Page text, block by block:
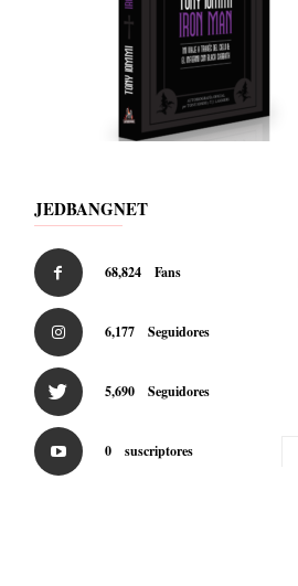
JEDBANGNET
68,824 Fans
6,177 Seguidores
5,690 Seguidores
0 suscriptores